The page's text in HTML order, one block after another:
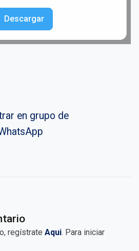
Descargar
en grupo de
regístrate Aqui. Para iniciar